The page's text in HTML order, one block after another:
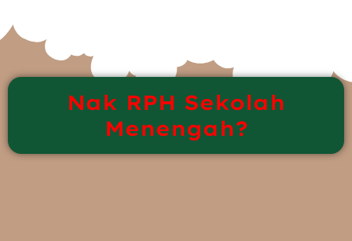
Nak RPH Sekolah
Menengah?